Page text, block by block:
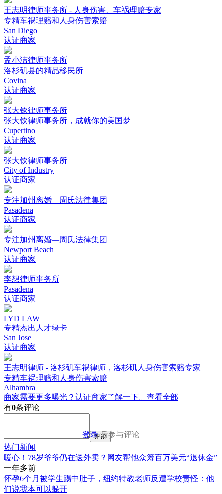
王志明律师事务所 - 人身伤害、车祸理赔专家
专精车祸理赔和人身伤害索赔
San Diego
认证商家
孟小洁律师事务所
洛杉矶县的精品移民所
Covina
认证商家
张大钦律师事务所
张大钦律师事务所，成就你的美国梦
Cupertino
认证商家
张大钦律师事务所
City of Industry
认证商家
专注加州离婚—周氏法律集团
Pasadena
认证商家
专注加州离婚—周氏法律集团
Newport Beach
认证商家
李想律师事务所
Pasadena
认证商家
LYD LAW
专精杰出人才绿卡
San Jose
认证商家
王志明律师 - 洛杉矶车祸律师，洛杉矶人身伤害索赔专家
专精车祸理赔和人身伤害索赔
Alhambra
商家需要更多曝光？认证商家了解一下。 查看全部
有0条评论
登录后参与评论
评论
热门新闻
暖心！78岁爷爷仍在送外卖？网友帮他众筹百万美元“退休金”
一年多前
怀孕6个月被学生踢中肚子，纽约特教老师反遭学校责怪：他
们说我本可以躲开